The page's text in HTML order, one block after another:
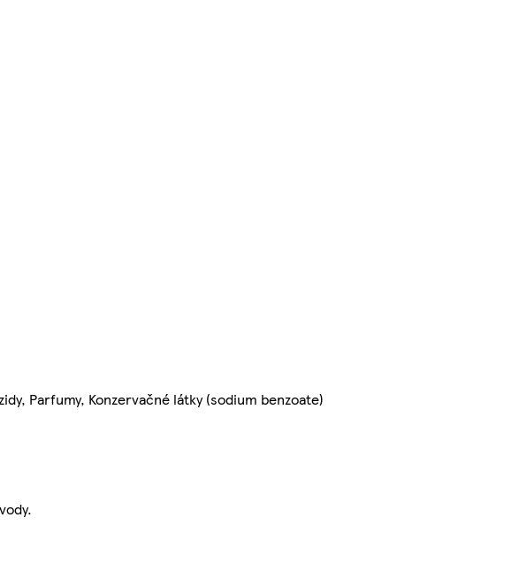
Parfumy, Konzervačné látky (sodium benzoate)